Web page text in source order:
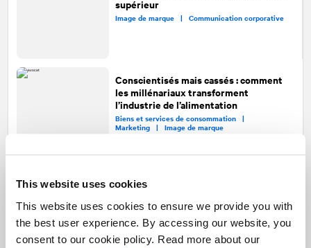
This website uses cookies
This website uses cookies to ensure we provide you with
the best user experience. By accessing our website, you
consent to our cookie policy. Read more about our
supérieur
Image de marque | Communication corporative
Conscientisés mais cassés : comment
les millénariaux transforment
l’industrie de l’alimentation
Biens et services de consommation |
Marketing |Image de marque
Quand les experts deviennent leur
propre marque
Image de marque |Marketing